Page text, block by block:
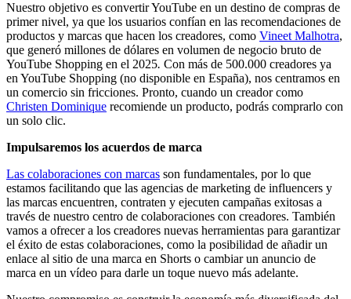
Nuestro objetivo es convertir YouTube en un destino de compras de
primer nivel, ya que los usuarios confían en las recomendaciones de
productos y marcas que hacen los creadores, como Vineet Malhotra,
que generó millones de dólares en volumen de negocio bruto de
YouTube Shopping en el 2025. Con más de 500.000 creadores ya
en YouTube Shopping (no disponible en España), nos centramos en
un comercio sin fricciones. Pronto, cuando un creador como
Christen Dominique recomiende un producto, podrás comprarlo con
un solo clic.
Impulsaremos los acuerdos de marca
Las colaboraciones con marcas son fundamentales, por lo que
estamos facilitando que las agencias de marketing de influencers y
las marcas encuentren, contraten y ejecuten campañas exitosas a
través de nuestro centro de colaboraciones con creadores. También
vamos a ofrecer a los creadores nuevas herramientas para garantizar
el éxito de estas colaboraciones, como la posibilidad de añadir un
enlace al sitio de una marca en Shorts o cambiar un anuncio de
marca en un vídeo para darle un toque nuevo más adelante.